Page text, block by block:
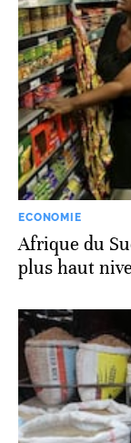
ECONOMIE
Afrique du
plus haut